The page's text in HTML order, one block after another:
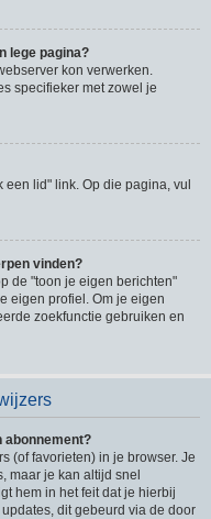
lege pagina?
kon verwerken.
specifieker met zowel je
lid" link. Op die pagina, vul
vinden?
de "toon je eigen berichten"
eigen profiel. Om je eigen
zoekfunctie gebruiken en
abonnement?
(of favorieten) in je browser. Je
maar je kan altijd snel
hem in het feit dat je hierbij
dit gebeurd via de door